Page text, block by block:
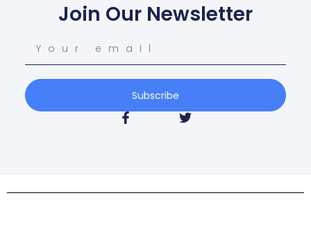
Join Our Newsletter
Subscribe